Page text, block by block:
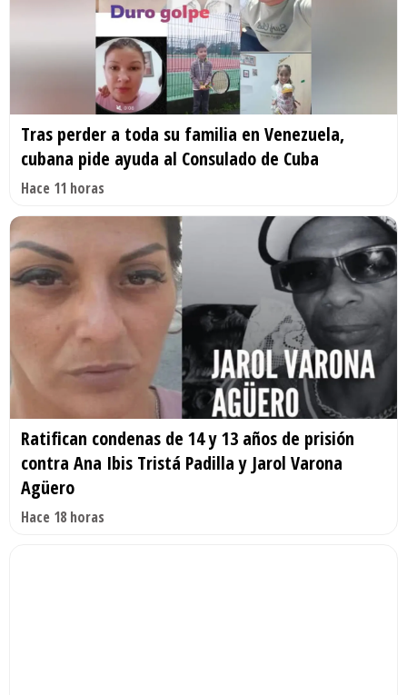
Tras perder a toda su familia en Venezuela,
cubana pide ayuda al Consulado de Cuba
Hace 11 horas
Ratifican condenas de 14 y 13 años de prisión
contra Ana Ibis Tristá Padilla y Jarol Varona
Agüero
Hace 18 horas